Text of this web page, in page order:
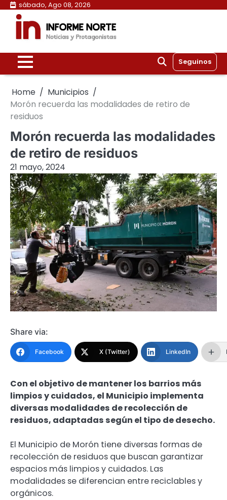
Skip
content
sábado, Ago 08, 2026
Seguinos
Home
Municipios
Morón recuerda las modalidades de retiro de
residuos
Morón recuerda las modalidades
de retiro de residuos
21 mayo, 2024
Share via:
Facebook X (Twitter) LinkedIn
Con el objetivo de mantener los barrios más
limpios y cuidados, el Municipio implementa
diversas modalidades de recolección de
residuos, adaptadas según el tipo de desecho.
El Municipio de Morón tiene diversas formas de
recolección de residuos que buscan garantizar
espacios más limpios y cuidados. Las
modalidades se diferencian entre reciclables y
orgánicos.